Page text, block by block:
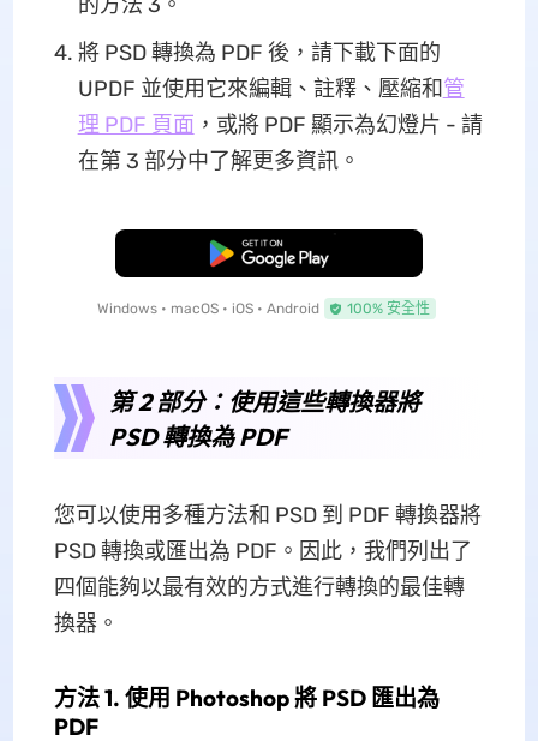
將 PSD 轉換為 PDF 後，請下載下面的
UPDF 並使用它來編輯、註釋、壓縮和管
理 PDF 頁面 ，或將 PDF 顯示為幻燈片 - 請
在第 3 部分中了解更多資訊。
免費下載
Windows • macOS • iOS • Android 100% 安全性
第 2 部分：使用這些轉換器將
PSD 轉換為 PDF
您可以使用多種方法和 PSD 到 PDF 轉換器將
PSD 轉換或匯出為 PDF。因此，我們列出了
四個能夠以最有效的方式進行轉換的最佳轉
換器。
方法 1. 使用 Photoshop 將 PSD 匯出為
PDF